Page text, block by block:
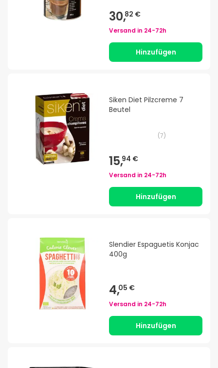
30,82 €
Versand in 24-72h
Hinzufügen
Siken Diet Pilzcreme 7
Beutel
(7)
15,94 €
Versand in 24-72h
Hinzufügen
Slendier Espaguetis Konjac
400g
4,05 €
Versand in 24-72h
Hinzufügen